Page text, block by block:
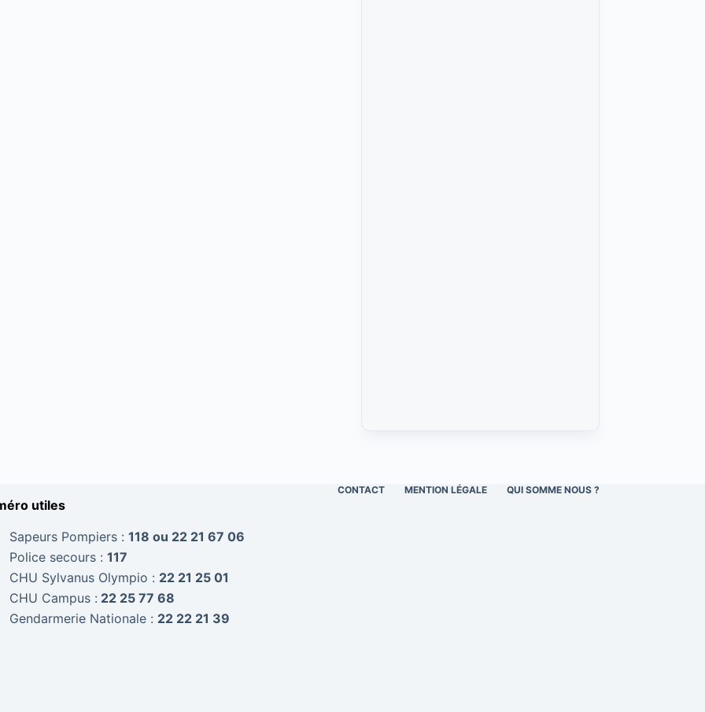
CONTACT MENTION LÉGALE QUI SOMME NOUS ?
utiles
Sapeurs Pompiers : 118 ou 22 21 67 06
Police secours : 117
CHU Sylvanus Olympio : 22 21 25 01
CHU Campus : 22 25 77 68
Gendarmerie Nationale : 22 22 21 39